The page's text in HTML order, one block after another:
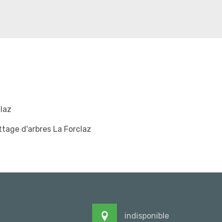
d'arbres La Forclaz
indisponible